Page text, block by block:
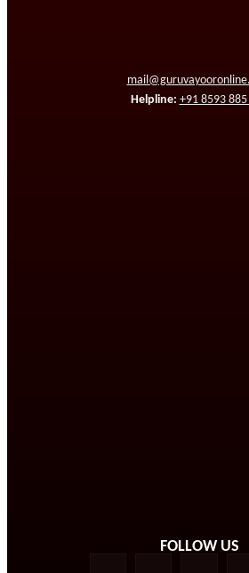
Helpline: +91 8593
FOLLOW US